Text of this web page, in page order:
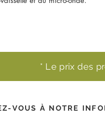
* Le prix des
VOUS À NOTRE